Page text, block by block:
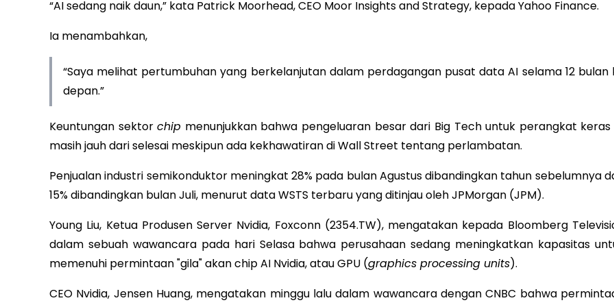
“AI sedang naik daun,” kata Patrick Moorhead, CEO Moor Insights and Strategy, kepada Yahoo Finance.
Ia menambahkan,
“Saya melihat pertumbuhan yang berkelanjutan dalam perdagangan pusat data AI selama 12 bulan
depan.”
Keuntungan sektorchip menunjukkan bahwa pengeluaran besar dari Big Tech untuk perangkat keras
masih jauh dari selesai meskipun ada kekhawatiran di Wall Street tentang perlambatan.
Penjualan industri semikonduktor meningkat 28% pada bulan Agustus dibandingkan tahun sebelumnya
15% dibandingkan bulan Juli, menurut data WSTS terbaru yang ditinjau oleh JPMorgan (JPM).
Young Liu, Ketua Produsen Server Nvidia, Foxconn (2354.TW), mengatakan kepada Bloomberg
dalam sebuah wawancara pada hari Selasa bahwa perusahaan sedang meningkatkan kapasitas
memenuhi permintaan "gila" akan chip AI Nvidia, atau GPU (graphics processing units).
CEO Nvidia, Jensen Huang, mengatakan minggu lalu dalam wawancara dengan CNBC bahwa